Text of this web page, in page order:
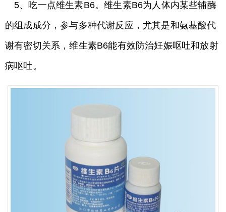
5、吃一点维生素B6。维生素B6为人体内某些辅酶
的组成成分，参与多种代谢反应，尤其是和氨基酸代
谢有密切关系，维生素B6能有效防治妊娠呕吐和放射
病呕吐。